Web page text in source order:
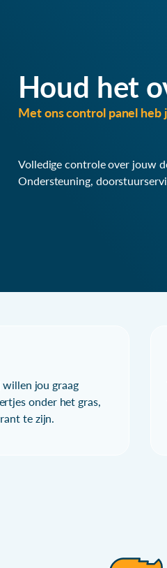
Houd het
Met ons control panel
Volledige controle over jouw
Ondersteuning,
jou graag
onder het gras,
te zijn.